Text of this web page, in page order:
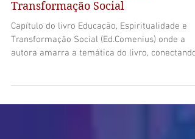
Educação, Espiritualidade e
Transformação Social
Capítulo do livro Educação, Espiritualidade e
autora amarra a temática do livro,